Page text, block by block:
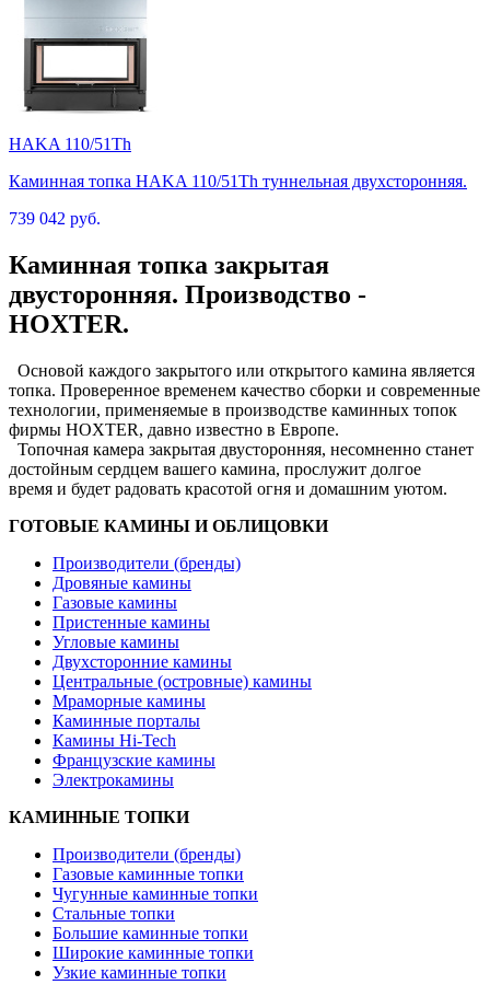
HAKA 110/51Th
Каминная топка HAKA 110/51Th туннельная двухсторонняя.
739 042 руб.
Каминная топка закрытая
двусторонняя. Производство -
HOXTER.
Основой каждого закрытого или открытого камина является
топка. Проверенное временем качество сборки и современные
технологии, применяемые в производстве каминных топок
фирмы HOXTER, давно известно в Европе.
Топочная камера закрытая двусторонняя, несомненно станет
достойным сердцем вашего камина, прослужит долгое
время и будет радовать красотой огня и домашним уютом.
ГОТОВЫЕ КАМИНЫ И ОБЛИЦОВКИ
Производители (бренды)
Дровяные камины
Газовые камины
Пристенные камины
Угловые камины
Двухсторонние камины
Центральные (островные) камины
Мраморные камины
Каминные порталы
Камины Hi-Tech
Французские камины
Электрокамины
КАМИННЫЕ ТОПКИ
Производители (бренды)
Газовые каминные топки
Чугунные каминные топки
Стальные топки
Большие каминные топки
Широкие каминные топки
Узкие каминные топки